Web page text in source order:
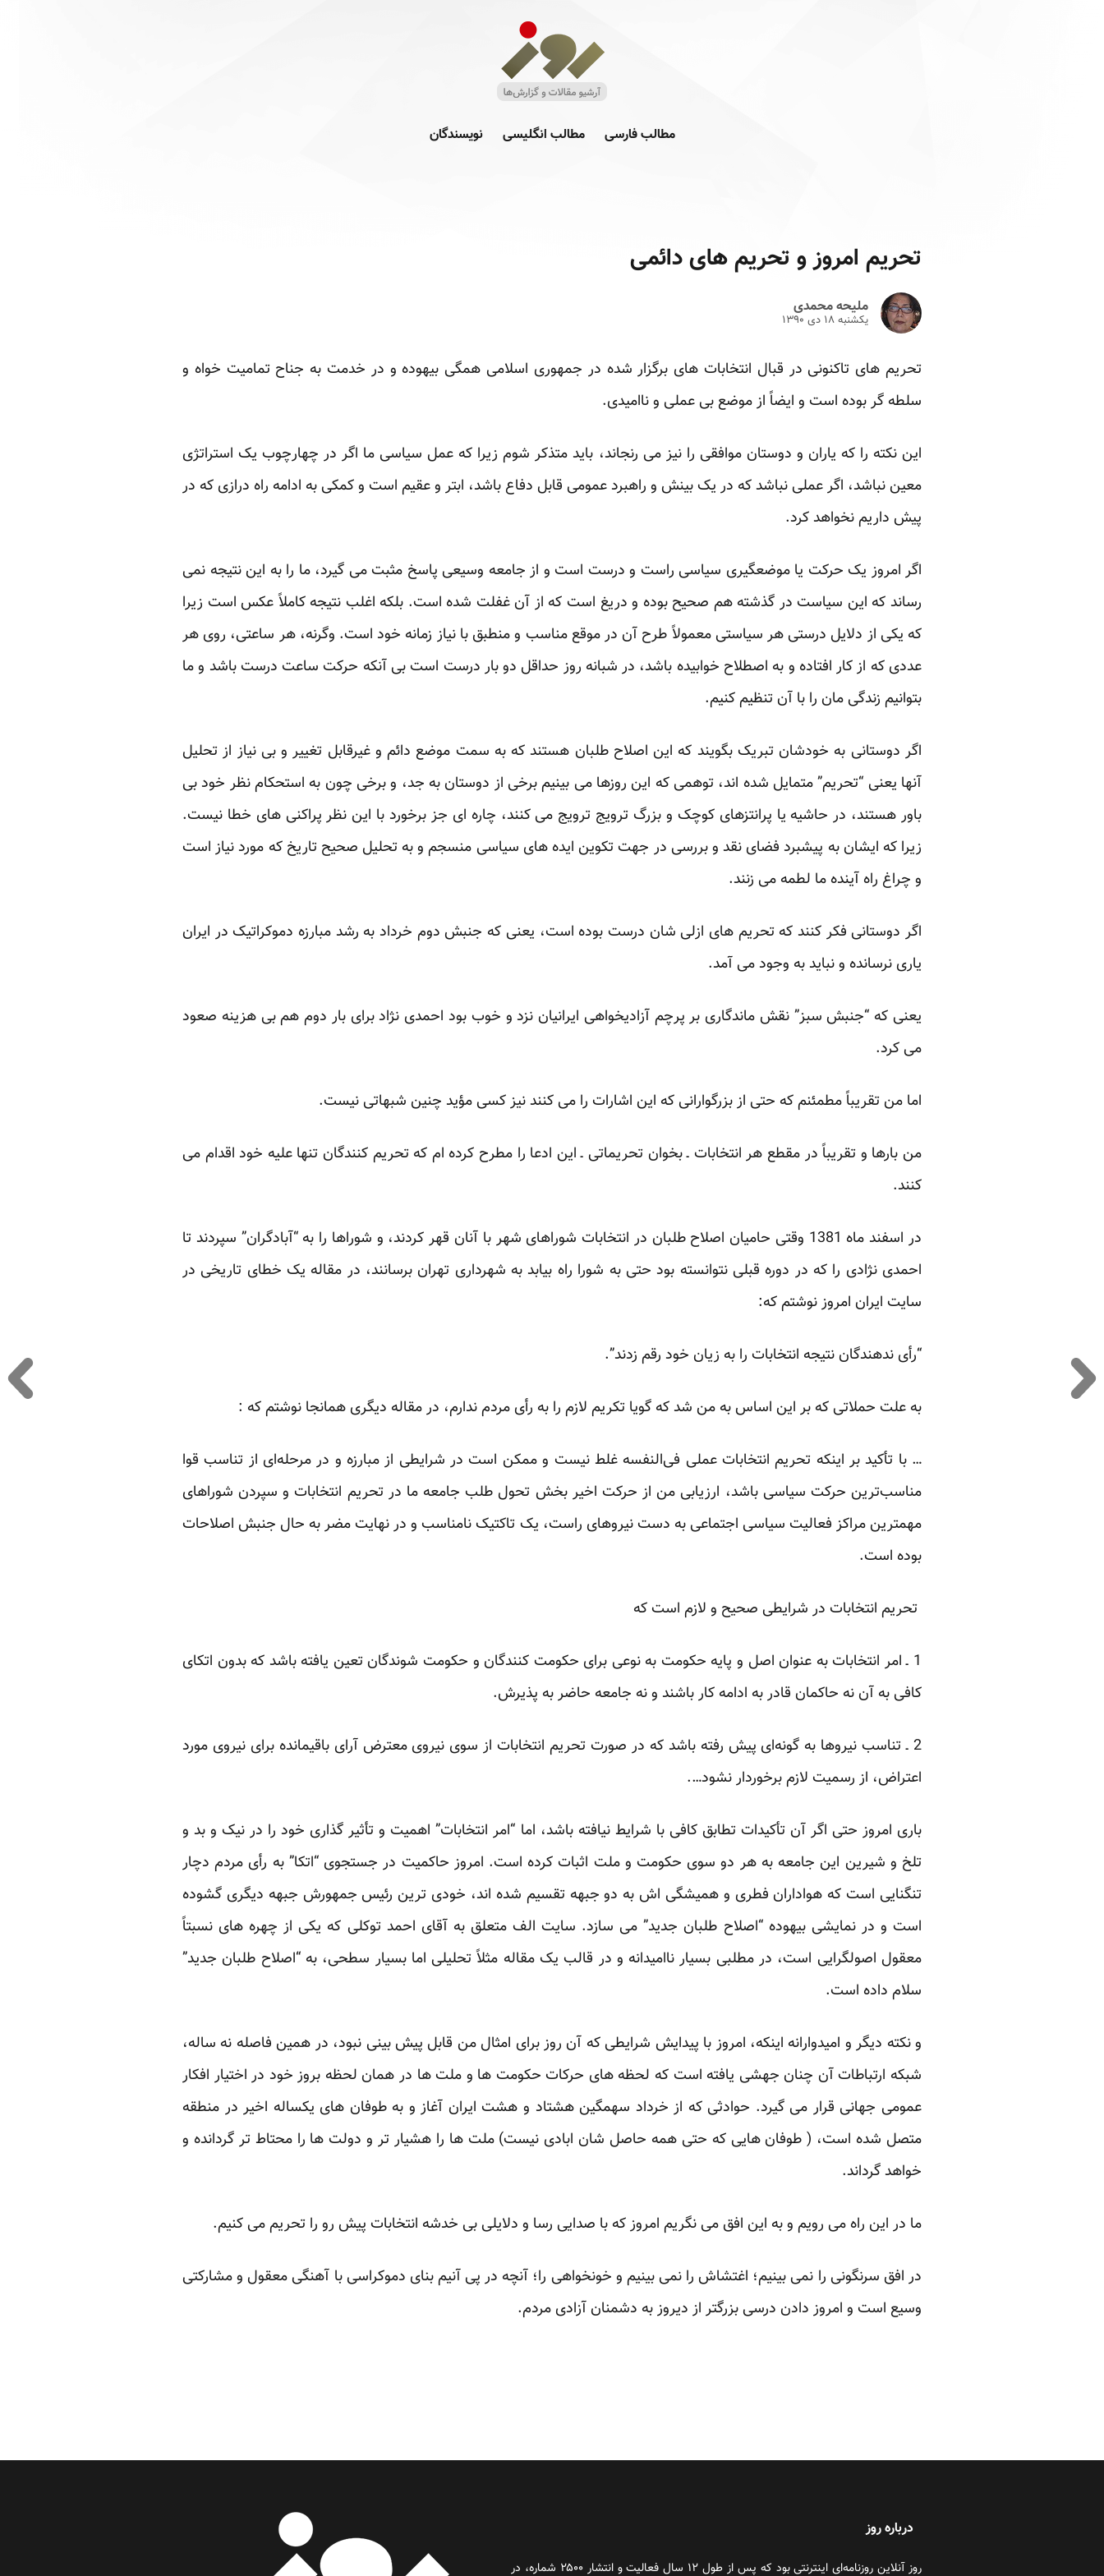
مطالب فارسی مطالب انگلیسی نویسندگان
تحریم امروز و تحریم های دائمی
ملیحه محمدی
یکشنبه ۱۸ دى ۱۳۹۰
تحریم های تاکنونی در قبال انتخابات های برگزار شده در جمهوری اسلامی همگی بیهوده و در خدمت به جناح تمامیت خواه و
سلطه گر بوده است و ایضاً از موضع بی عملی و ناامیدی.
این نکته را که یاران و دوستان موافقی را نیز می رنجاند، باید متذکر شوم زیرا که عمل سیاسی ما اگر در چهارچوب یک استراتژی
معین نباشد، اگر عملی نباشد که در یک بینش و راهبرد عمومی قابل دفاع باشد، ابتر و عقیم است و کمکی به ادامه راه درازی که در
پیش داریم نخواهد کرد.
اگر امروز یک حرکت یا موضعگیری سیاسی راست و درست است و از جامعه وسیعی پاسخ مثبت می گیرد، ما را به این نتیجه نمی
رساند که این سیاست در گذشته هم صحیح بوده و دریغ است که از آن غفلت شده است. بلکه اغلب نتیجه کاملاً عکس است زیرا
که یکی از دلایل درستی هر سیاستی معمولاً طرح آن در موقع مناسب و منطبق با نیاز زمانه خود است. وگرنه، هر ساعتی، روی هر
عددی که از کار افتاده و به اصطلاح خوابیده باشد، در شبانه روز حداقل دو بار درست است بی آنکه حرکت ساعت درست باشد و ما
بتوانیم زندگی مان را با آن تنظیم کنیم.
اگر دوستانی به خودشان تبریک بگویند که این اصلاح طلبان هستند که به سمت موضع دائم و غیرقابل تغییر و بی نیاز از تحلیل
آنها یعنی “تحریم” متمایل شده اند، توهمی که این روزها می بینیم برخی از دوستان به جد، و برخی چون به استحکام نظر خود بی
باور هستند، در حاشیه یا پرانتزهای کوچک و بزرگ ترویج ترویج می کنند، چاره ای جز برخورد با این نظر پراکنی های خطا نیست.
زیرا که ایشان به پیشبرد فضای نقد و بررسی در جهت تکوین ایده های سیاسی منسجم و به تحلیل صحیح تاریخ که مورد نیاز است
و چراغ راه آینده ما لطمه می زنند.
اگر دوستانی فکر کنند که تحریم های ازلی شان درست بوده است، یعنی که جنبش دوم خرداد به رشد مبارزه دموکراتیک در ایران
یاری نرسانده و نباید به وجود می آمد.
یعنی که “جنبش سبز” نقش ماندگاری بر پرچم آزادیخواهی ایرانیان نزد و خوب بود احمدی نژاد برای بار دوم هم بی هزینه صعود
می کرد.
اما من تقریباً مطمئنم که حتی از بزرگوارانی که این اشارات را می کنند نیز کسی مؤید چنین شبهاتی نیست.
من بارها و تقریباً در مقطع هر انتخابات ـ بخوان تحریماتی ـ این ادعا را مطرح کرده ام که تحریم کنندگان تنها علیه خود اقدام می
کنند.
در اسفند ماه 1381 وقتی حامیان اصلاح طلبان در انتخابات شوراهای شهر با آنان قهر کردند، و شوراها را به “آبادگران” سپردند تا
احمدی نژادی را که در دوره قبلی نتوانسته بود حتی به شورا راه بیابد به شهرداری تهران برسانند، در مقاله یک خطای تاریخی در
سایت ایران امروز نوشتم که:
“رأی ندهندگان نتیجه انتخابات را به زیان خود رقم زدند”.
به علت حملاتی که بر این اساس به من شد که گویا تکریم لازم را به رأی مردم ندارم، در مقاله دیگری همانجا نوشتم که :
… با تأکید بر اینکه تحریم انتخابات عملی فی‌النفسه غلط نیست و ممکن است در شرایطی از مبارزه و در مرحله‌ای از تناسب قوا
مناسب‌ترین حرکت سیاسی باشد، ارزیابی من از حرکت اخیر بخش تحول طلب جامعه ما در تحریم انتخابات و سپردن شوراهای
مهمترین مراکز فعالیت سیاسی اجتماعی به دست نیروهای راست، یک تاکتیک نامناسب و در نهایت مضر به حال جنبش اصلاحات
بوده است.
تحریم انتخابات در شرایطی صحیح و لازم است که
1 ـ امر انتخابات به عنوان اصل و پایه حکومت به نوعی برای حکومت کنندگان و حکومت شوندگان تعین یافته باشد که بدون اتکای
کافی به آن نه حاکمان قادر به ادامه کار باشند و نه جامعه حاضر به پذیرش.
2 ـ تناسب نیروها به گونه‌ای پیش رفته باشد که در صورت تحریم انتخابات از سوی نیروی معترض آرای باقیمانده برای نیروی مورد
اعتراض، از رسمیت لازم برخوردار نشود….
باری امروز حتی اگر آن تأکیدات تطابق کافی با شرایط نیافته باشد، اما “امر انتخابات” اهمیت و تأثیر گذاری خود را در نیک و بد و
تلخ و شیرین این جامعه به هر دو سوی حکومت و ملت اثبات کرده است. امروز حاکمیت در جستجوی “اتکا” به رأی مردم دچار
تنگنایی است که هواداران فطری و همیشگی اش به دو جبهه تقسیم شده اند، خودی ترین رئیس جمهورش جبهه دیگری گشوده
است و در نمایشی بیهوده “اصلاح طلبان جدید” می سازد. سایت الف متعلق به آقای احمد توکلی که یکی از چهره های نسبتاً
معقول اصولگرایی است، در مطلبی بسیار ناامیدانه و در قالب یک مقاله مثلاً تحلیلی اما بسیار سطحی، به “اصلاح طلبان جدید”
سلام داده است.
و نکته دیگر و امیدوارانه اینکه، امروز با پیدایش شرایطی که آن روز برای امثال من قابل پیش بینی نبود، در همین فاصله نه ساله،
شبکه ارتباطات آن چنان جهشی یافته است که لحظه های حرکات حکومت ها و ملت ها در همان لحظه بروز خود در اختیار افکار
عمومی جهانی قرار می گیرد. حوادثی که از خرداد سهمگین هشتاد و هشت ایران آغاز و به طوفان های یکساله اخیر در منطقه
متصل شده است، ( طوفان هایی که حتی همه حاصل شان ابادی نیست) ملت ها را هشیار تر و دولت ها را محتاط تر گردانده و
خواهد گرداند.
ما در این راه می رویم و به این افق می نگریم امروز که با صدایی رسا و دلایلی بی خدشه انتخابات پیش رو را تحریم می کنیم.
در افق سرنگونی را نمی بینیم؛ اغتشاش را نمی بینیم و خونخواهی را؛ آنچه در پی آنیم بنای دموکراسی با آهنگی معقول و مشارکتی
وسیع است و امروز دادن درسی بزرگتر از دیروز به دشمنان آزادی مردم.
درباره روز
روز آنلاین روزنامه‌ای اینترنتی بود که پس از طول ۱۲ سال فعالیت و انتشار ۲۵۰۰ شماره، در